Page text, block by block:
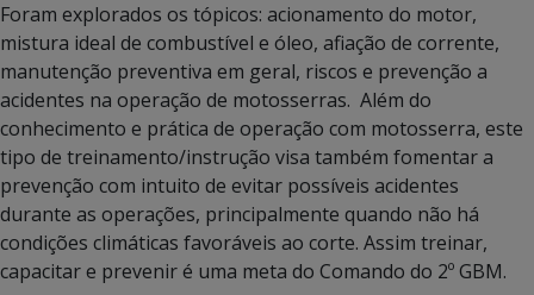
Foram explorados os tópicos: acionamento do motor,
mistura ideal de combustível e óleo, afiação de corrente,
manutenção preventiva em geral, riscos e prevenção a
acidentes na operação de motosserras. Além do
conhecimento e prática de operação com motosserra, este
tipo de treinamento/instrução visa também fomentar a
prevenção com intuito de evitar possíveis acidentes
durante as operações, principalmente quando não há
condições climáticas favoráveis ao corte. Assim treinar,
capacitar e prevenir é uma meta do Comando do 2º GBM.